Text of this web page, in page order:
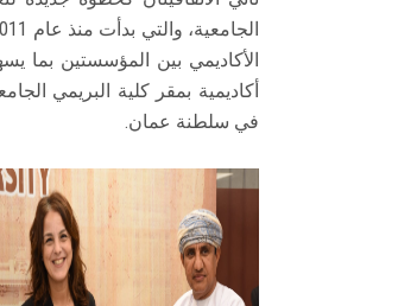
الأكاديمي بين المؤسستين بما
أكاديمية بمقر كلية البريمي
في سلطنة عمان.